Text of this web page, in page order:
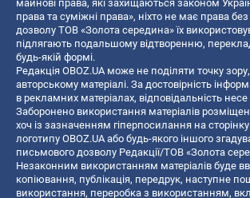
майнові права, які захищаються законом
права та суміжні права», ніхто не має права
дозволу ТОВ «Золота середина» їх
підлягають подальшому відтворенню,
будь-якій формі.
Редакція OBOZ.UA може не поділяти точку
авторському матеріалі. За достовірність
в рекламних матеріалах, відповідальність
Заборонено використання матеріалів
хоч із зазначенням гіперпосилання на
логотипу OBOZ.UA або будь-якого іншого
письмового дозволу Редакції/ТОВ «Золота
Незаконним використанням матеріалів буде
копiювання, публiкацiя, передрук, наступне
використання, переробка з використанням,